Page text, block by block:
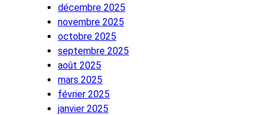
décembre 2025
novembre 2025
octobre 2025
septembre 2025
août 2025
mars 2025
février 2025
janvier 2025